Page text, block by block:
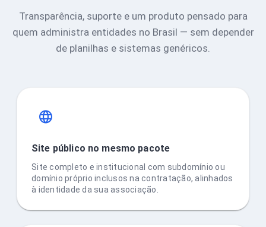
Transparência, suporte e um produto pensado para
quem administra entidades no Brasil — sem depender
de planilhas e sistemas genéricos.
Site público no mesmo pacote
Site completo e institucional com subdomínio ou
domínio próprio inclusos na contratação, alinhados
à identidade da sua associação.